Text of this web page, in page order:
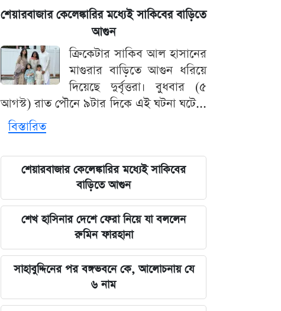
শেয়ারবাজার কেলেঙ্কারির মধ্যেই সাকিবের বাড়িতে
আগুন
ক্রিকেটার সাকিব আল হাসানের
মাগুরার বাড়িতে আগুন ধরিয়ে
দিয়েছে দুর্বৃত্তরা। বুধবার (৫
আগস্ট) রাত পৌনে ৯টার দিকে এই ঘটনা ঘটে...
বিস্তারিত
শেয়ারবাজার কেলেঙ্কারির মধ্যেই সাকিবের
বাড়িতে আগুন
শেখ হাসিনার দেশে ফেরা নিয়ে যা বললেন
রুমিন ফারহানা
সাহাবুদ্দিনের পর বঙ্গভবনে কে, আলোচনায় যে
৬ নাম